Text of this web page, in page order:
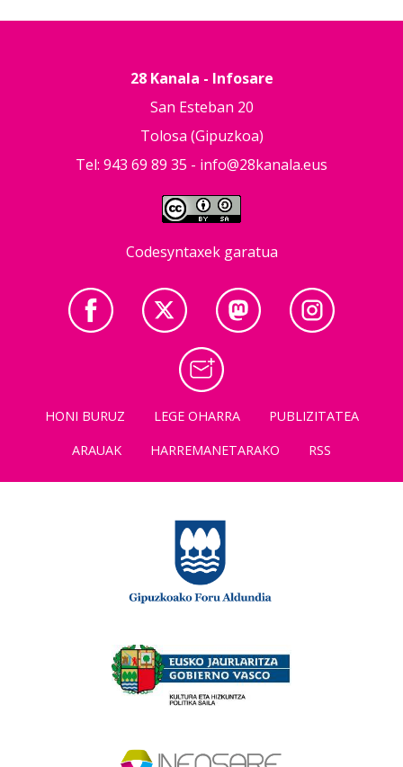
28 Kanala - Infosare
San Esteban 20
Tolosa (Gipuzkoa)
Tel: 943 69 89 35 - info@28kanala.eus
Codesyntaxek garatua
HONI BURUZ LEGE OHARRA
PUBLIZITATEA
ARAUAK
HARREMANETARAKO RSS